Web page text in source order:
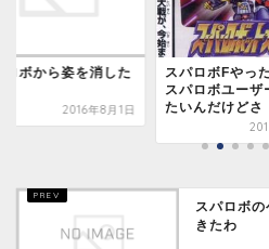
ロボから姿を消した
2016年8月1日
スパロボFやっ
スパロボユーザ
たいんだけどさ
スパロボ
きたわ